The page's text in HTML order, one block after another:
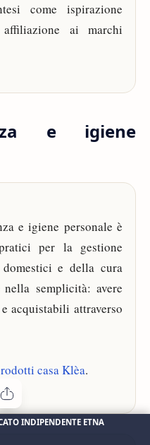
come ispirazione
ai marchi
e igiene
e igiene personale è
per la gestione
e della cura
semplicità: avere
acquistabili attraverso
casa Klèa.
INDIPENDENTE ETNA